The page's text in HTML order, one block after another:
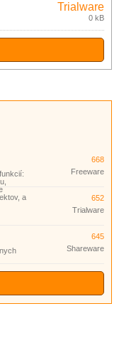
Trialware
0 kB
a
668
Freeware
652
Trialware
645
Shareware